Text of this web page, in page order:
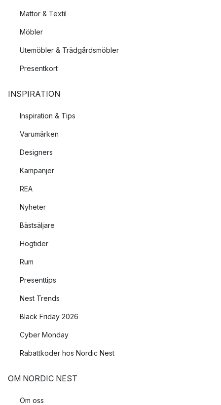
Mattor & Textil
Möbler
Utemöbler & Trädgårdsmöbler
Presentkort
INSPIRATION
Inspiration & Tips
Varumärken
Designers
Kampanjer
REA
Nyheter
Bästsäljare
Högtider
Rum
Presenttips
Nest Trends
Black Friday 2026
Cyber Monday
Rabattkoder hos Nordic Nest
OM NORDIC NEST
Om oss